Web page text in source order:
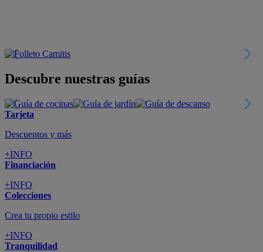
Descubre nuestras guías
Tarjeta
Descuentos y más
+INFO
Financiación
+INFO
Colecciones
Crea tu propio estilo
+INFO
Tranquilidad